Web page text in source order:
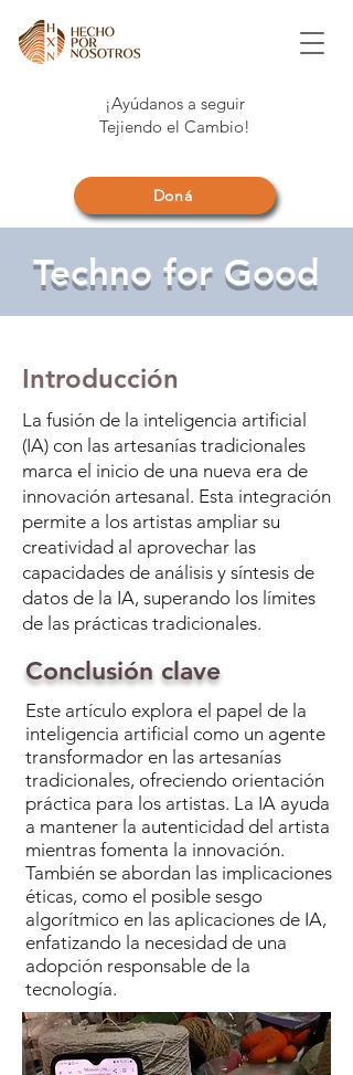
¡Ayúdanos a seguir
Tejiendo el Cambio!
Doná
Techno for Good
Introducción
La fusión de la inteligencia artificial
(IA) con las artesanías tradicionales
marca el inicio de una nueva era de
innovación artesanal. Esta integración
permite a los artistas ampliar su
creatividad al aprovechar las
capacidades de análisis y síntesis de
datos de la IA, superando los límites
de las prácticas tradicionales.
​Conclusión clave
Este artículo explora el papel de la
inteligencia artificial como un agente
transformador en las artesanías
tradicionales, ofreciendo orientación
práctica para los artistas. La IA ayuda
a mantener la autenticidad del artista
mientras fomenta la innovación.
También se abordan las implicaciones
éticas, como el posible sesgo
algorítmico en las aplicaciones de IA,
enfatizando la necesidad de una
adopción responsable de la
tecnología.